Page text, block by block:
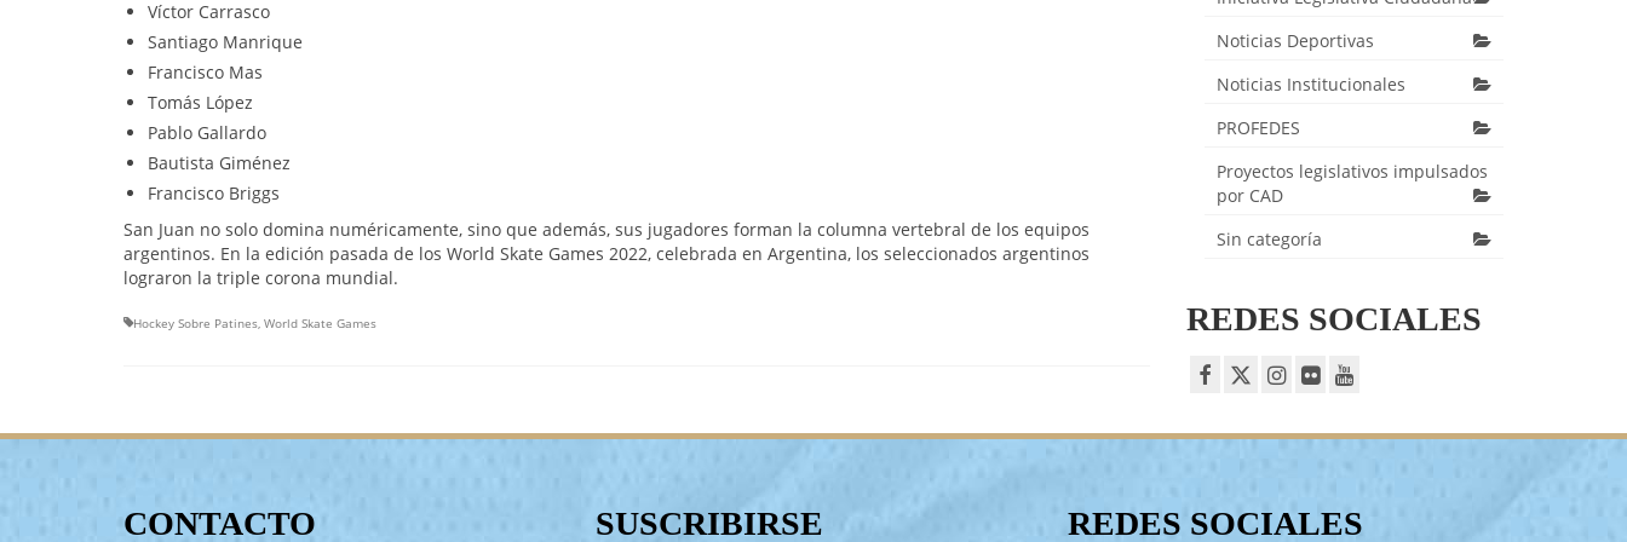
Víctor Carrasco
Santiago Manrique
Francisco Mas
Tomás López
Pablo Gallardo
Bautista Giménez
Francisco Briggs
San Juan no solo domina numéricamente, sino que además, sus jugadores forman la columna vertebral de los equipos
argentinos. En la edición pasada de los World Skate Games 2022, celebrada en Argentina, los seleccionados argentinos
lograron la triple corona mundial.
Hockey Sobre Patines, World Skate Games
Noticias Deportivas
Noticias Institucionales
PROFEDES
Proyectos legislativos impulsados
por CAD
Sin categoría
REDES SOCIALES
CONTACTO SUSCRIBIRSE REDES SOCIALES